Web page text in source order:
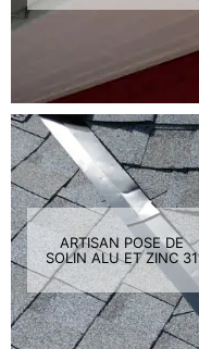
ARTISAN POSE DE
SOLIN ALU ET ZINC 31